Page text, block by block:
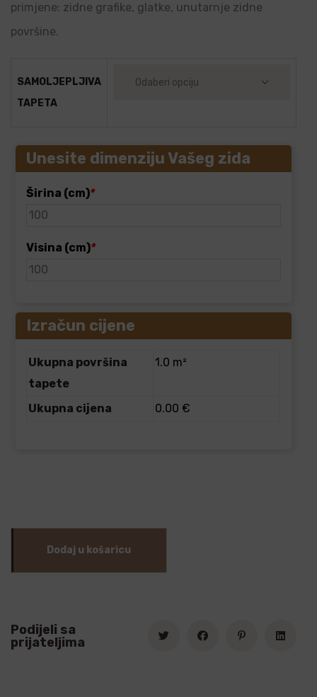
primjene: zidne grafike, glatke, unutarnje zidne
površine.
SAMOLJEPLJIVA
TAPETA
Unesite dimenziju Vašeg zida
Širina (cm)*
Visina (cm)*
Izračun cijene
Ukupna površina
tapete
1.0 m²
Ukupna cijena 0.00 €
Dodaj u košaricu
Podijeli sa
prijateljima